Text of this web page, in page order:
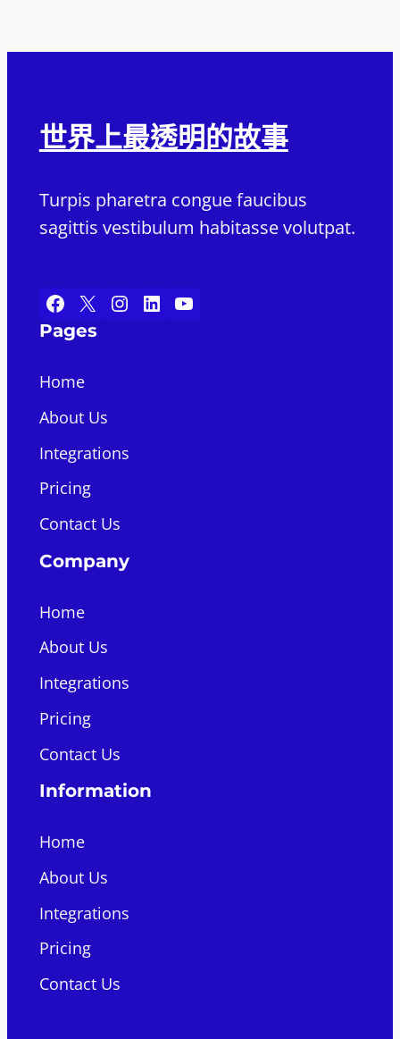
世界上最透明的故事
Turpis pharetra congue faucibus
sagittis vestibulum habitasse volutpat.
Facebook X Instagram LinkedIn YouTube
Pages
Home
About Us
Integrations
Pricing
Contact Us
Company
Home
About Us
Integrations
Pricing
Contact Us
Information
Home
About Us
Integrations
Pricing
Contact Us